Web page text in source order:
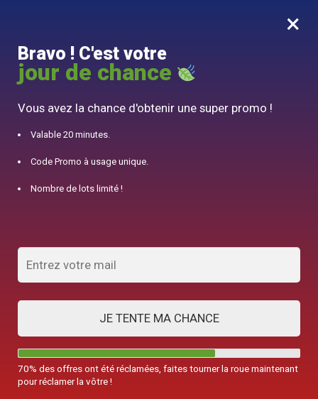
0
10% offert pour 50€ d’achats avec le code DJINN10
×
Bravo ! C'est votre
jour de chance
Vous avez la chance d'obtenir une super promo !
Valable 20 minutes.
Code Promo à usage unique.
Nombre de lots limité !
JE TENTE MA CHANCE
70% des offres ont été réclamées, faites tourner la roue maintenant
pour réclamer la vôtre !